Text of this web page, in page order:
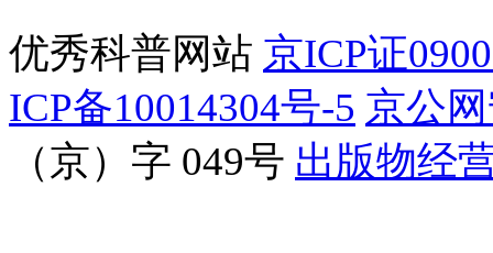
优秀科普网站 京ICP证
ICP备10014304号-5 京公
（京）字 049号 出版物经